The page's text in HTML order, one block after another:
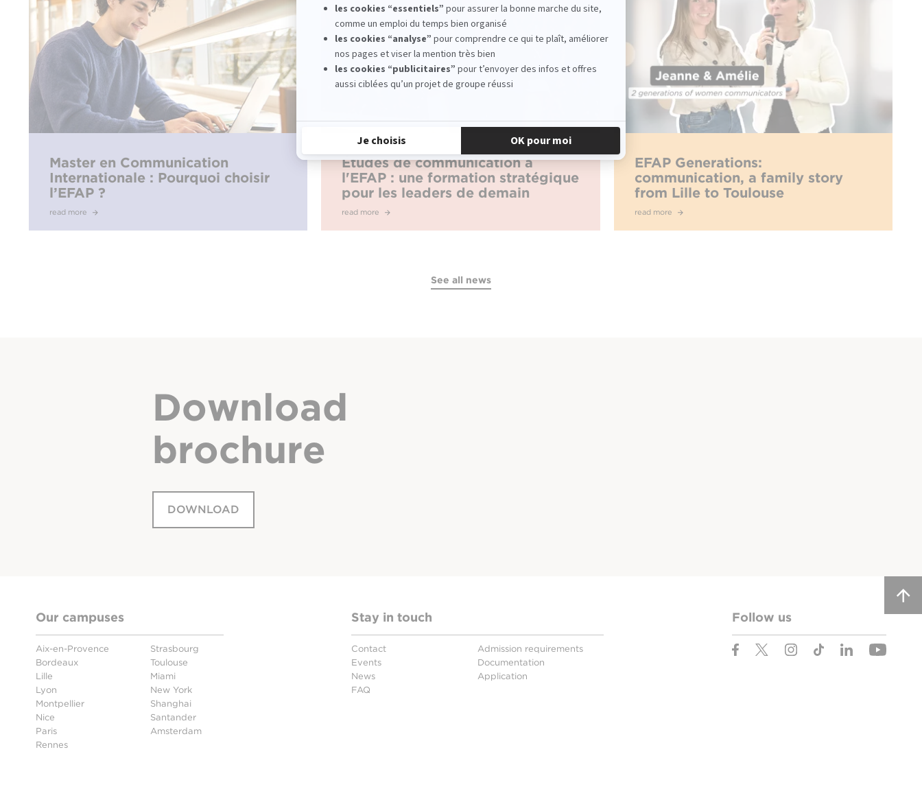
Master en Communication
Internationale : Pourquoi choisir
l’EFAP ?
read more
Études de communication à
l'EFAP : une formation stratégique
pour les leaders de demain
read more
EFAP Generations:
communication, a family story
from Lille to Toulouse
read more
See all news
Download
brochure
DOWNLOAD
Our campuses
Aix-en-Provence
Bordeaux
Lille
Lyon
Montpellier
Nice
Paris
Rennes
Strasbourg
Toulouse
Miami
New York
Shanghai
Santander
Amsterdam
Stay in touch
Contact
Events
News
FAQ
Admission requirements
Documentation
Application
Follow us